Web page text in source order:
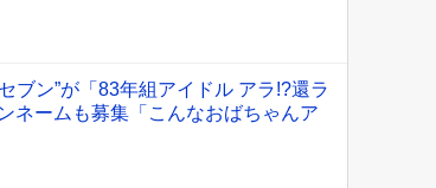
ブン”が「83年組アイドル アラ!?︎還ラ
ームも募集「こんなおばちゃんア